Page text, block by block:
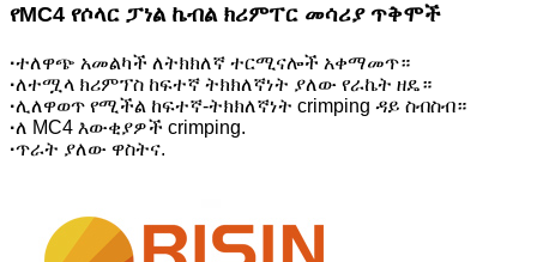
የMC4 የሶላር ፓነል ኬብል ክሪምፐር መሳሪያ ጥቅሞች
·ተለዋጭ አመልካች ለትክክለኛ ተርሚናሎች አቀማመጥ።
·ለተሟላ ክሪምፕስ ከፍተኛ ትክክለኛነት ያለው የራኬት ዘዴ።
·ሊለዋወጥ የሚችል ከፍተኛ-ትክክለኛነት crimping ዳይ ስብስብ።
·ለ MC4 እውቂያዎች crimping.
·ጥራት ያለው ዋስትና.